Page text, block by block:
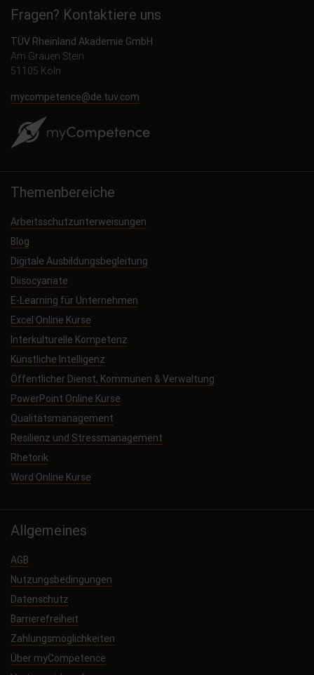
Fragen? Kontaktiere uns
TÜV Rheinland Akademie GmbH
Am Grauen Stein
51105 Köln
mycompetence@de.tuv.com
Themenbereiche
Arbeitsschutzunterweisungen
Blog
Digitale Ausbildungsbegleitung
Diisocyanate
E-Learning für Unternehmen
Excel Online Kurse
Interkulturelle Kompetenz
Künstliche Intelligenz
Öffentlicher Dienst, Kommunen & Verwaltung
PowerPoint Online Kurse
Qualitätsmanagement
Resilienz und Stressmanagement
Rhetorik
Word Online Kurse
Allgemeines
AGB
Nutzungsbedingungen
Datenschutz
Barrierefreiheit
Zahlungsmöglichkeiten
Über myCompetence